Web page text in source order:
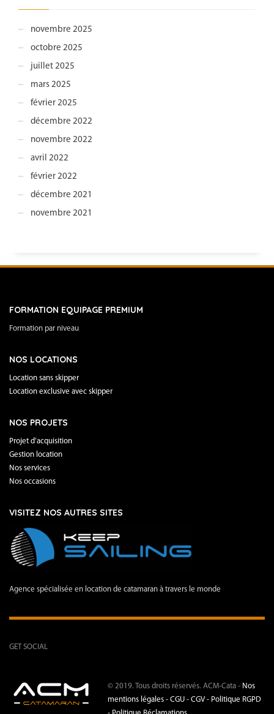
novembre 2025
octobre 2025
juillet 2025
mars 2025
février 2025
décembre 2022
novembre 2022
avril 2022
février 2022
décembre 2021
novembre 2021
FORMATION EQUIPAGE PREMIUM
Formation par niveau
NOS LOCATIONS
Location sans skipper
Location exclusive avec skipper
NOS PROJETS
Projet d’acquisition
Gestion location
Nos services
Nos occasions
VISITEZ NOS AUTRES SITES
Agence spécialisée en location de catamaran à travers le monde
GET SOCIAL
© 2019. Tous droits réservés. ACM-Cata - Nos
mentions légales - CGU - CGV - Politique RGPD